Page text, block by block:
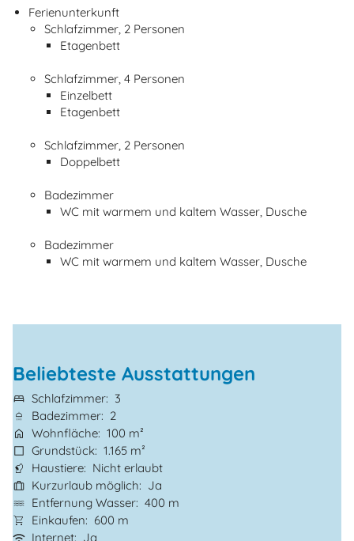
Ferienunterkunft
Schlafzimmer, 2 Personen
Etagenbett
Schlafzimmer, 4 Personen
Einzelbett
Etagenbett
Schlafzimmer, 2 Personen
Doppelbett
Badezimmer
WC mit warmem und kaltem Wasser, Dusche
Badezimmer
WC mit warmem und kaltem Wasser, Dusche
Beliebteste Ausstattungen
Schlafzimmer
3
Badezimmer
2
Wohnfläche 100 m²
Grundstück
1.165 m²
Haustiere
Nicht erlaubt
Kurzurlaub möglich
Ja
Entfernung Wasser 400 m
Einkaufen
600 m
Internet
Ja